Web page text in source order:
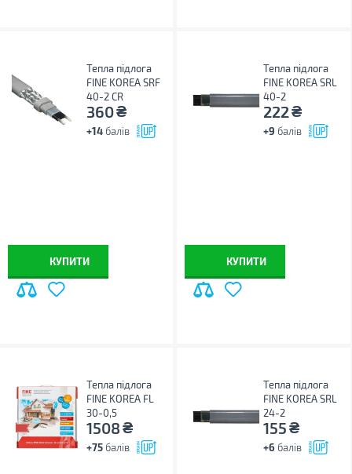
Тепла підлога
FINE KOREA SRF
40-2 CR
360₴
+14 балів
КУПИТИ
Тепла підлога
FINE KOREA SRL
40-2
222₴
+9 балів
КУПИТИ
Тепла підлога
FINE KOREA FL
30-0,5
1508₴
+75 балів
Тепла підлога
FINE KOREA SRL
24-2
155₴
+6 балів